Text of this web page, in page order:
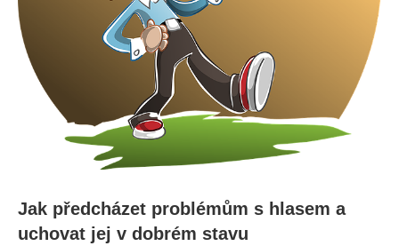
Jak předcházet problémům⁤ s hlasem a
uchovat jej v dobrém⁢ stavu